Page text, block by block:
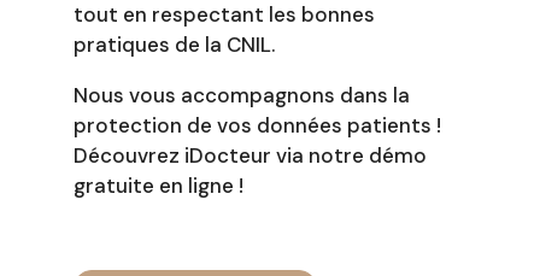
tout en respectant les bonnes
pratiques de la CNIL.
Nous vous accompagnons dans la
protection de vos données patients !
Découvrez iDocteur via notre démo
gratuite en ligne !